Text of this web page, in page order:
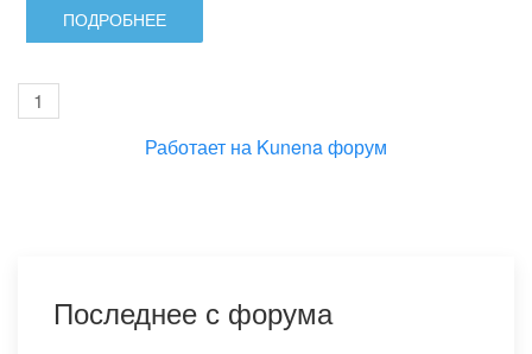
ПОДРОБНЕЕ
1
Работает на Kunena форум
Последнее с форума